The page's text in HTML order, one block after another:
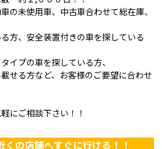
の未使用車、中古車合わせて総在庫、
方、安全装置付きの車を探している
イプの車を探している方、
せる方など、お客様のご要望に合わせ
にご相談下さい！！
の店舗へすぐに行ける！！